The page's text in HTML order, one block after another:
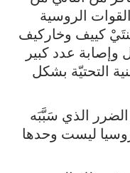
الروسية
كييف وخاركيف
وإصابة عدد كبير
التحتيّة بشكل
الذي سَبَّبَه
ليست وحدها